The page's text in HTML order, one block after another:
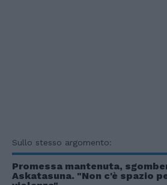
Sullo stesso argomento:
Promessa mantenuta,
Askatasuna. "Non c'è spazio